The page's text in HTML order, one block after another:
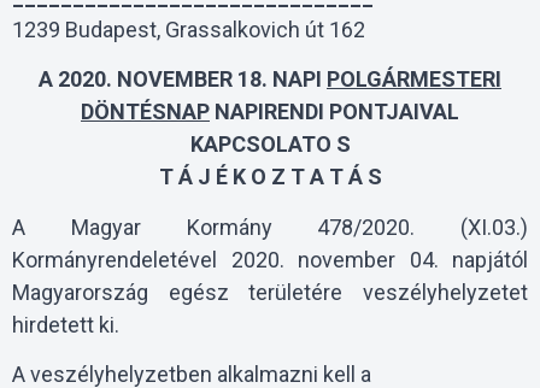
1239 Budapest, Grassalkovich út 162
A 2020. NOVEMBER 18. NAPI POLGÁRMESTERI
DÖNTÉSNAP NAPIRENDI PONTJAIVAL
KAPCSOLATO S
T Á J É K O Z T A T Á S
A Magyar Kormány 478/2020. (XI.03.)
Kormányrendeletével 2020. november 04. napjától
Magyarország egész területére veszélyhelyzetet
hirdetett ki.
A veszélyhelyzetben alkalmazni kell a